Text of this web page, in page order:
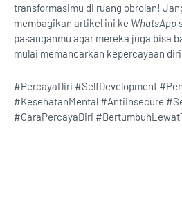
transformasimu di ruang obrolan!
membagikan artikel ini ke WhatsApp
pasanganmu agar mereka juga bisa
mulai memancarkan kepercayaan
#PercayaDiri #SelfDevelopment
#KesehatanMental #AntiInsecure
#CaraPercayaDiri